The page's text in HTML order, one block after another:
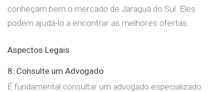
conheçam bem o mercado de Jaraguá do Sul. Eles
podem ajudá-lo a encontrar as melhores ofertas.
Aspectos Legais
8. Consulte um Advogado
É fundamental consultar um advogado especializado